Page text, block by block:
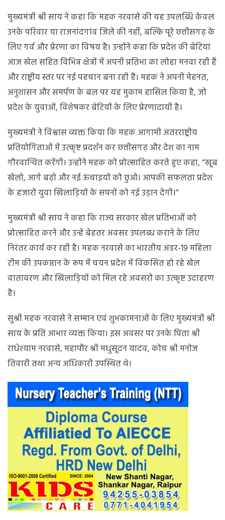
मुख्यमंत्री श्री साय ने कहा कि महक नरवासे की यह उपलब्धि केवल
उनके परिवार या राजनांदगांव जिले की नहीं, बल्कि पूरे छत्तीसगढ़ के
लिए गर्व और प्रेरणा का विषय है। उन्होंने कहा कि प्रदेश की बेटियां
आज खेल सहित विभिन्न क्षेत्रों में अपनी प्रतिभा का लोहा मनवा रही हैं
और राष्ट्रीय स्तर पर नई पहचान बना रही हैं। महक ने अपनी मेहनत,
अनुशासन और समर्पण के बल पर यह मुकाम हासिल किया है, जो
प्रदेश के युवाओं, विशेषकर बेटियों के लिए प्रेरणादायी है।
मुख्यमंत्री ने विश्वास व्यक्त किया कि महक आगामी अंतरराष्ट्रीय
प्रतियोगिताओं में उत्कृष्ट प्रदर्शन कर छत्तीसगढ़ और देश का नाम
गौरवान्वित करेंगी। उन्होंने महक को प्रोत्साहित करते हुए कहा, “खूब
खेलो, आगे बढ़ो और नई ऊंचाइयों को छुओ। आपकी सफलता प्रदेश
के हजारों युवा खिलाड़ियों के सपनों को नई उड़ान देगी।”
मुख्यमंत्री श्री साय ने कहा कि राज्य सरकार खेल प्रतिभाओं को
प्रोत्साहित करने और उन्हें बेहतर अवसर उपलब्ध कराने के लिए
निरंतर कार्य कर रही है। महक नरवासे का भारतीय अंडर-19 महिला
टीम की उपकप्तान के रूप में चयन प्रदेश में विकसित हो रहे खेल
वातावरण और खिलाड़ियों को मिल रहे अवसरों का उत्कृष्ट उदाहरण
है।
सुश्री महक नरवासे ने सम्मान एवं शुभकामनाओं के लिए मुख्यमंत्री श्री
साय के प्रति आभार व्यक्त किया। इस अवसर पर उनके पिता श्री
राधेश्याम नरवासे, महापौर श्री मधुसूदन यादव, कोच श्री मनोज
तिवारी तथा अन्य अधिकारी उपस्थित थे।